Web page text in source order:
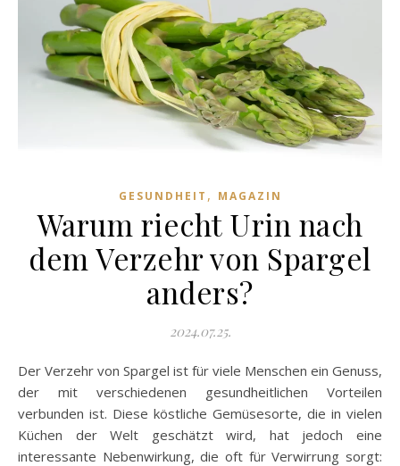
GESUNDHEIT , MAGAZIN
Warum riecht Urin nach
dem Verzehr von Spargel
anders?
2024.07.25.
Der Verzehr von Spargel ist für viele Menschen ein Genuss,
der mit verschiedenen gesundheitlichen Vorteilen
verbunden ist. Diese köstliche Gemüsesorte, die in vielen
Küchen der Welt geschätzt wird, hat jedoch eine
interessante Nebenwirkung, die oft für Verwirrung sorgt: